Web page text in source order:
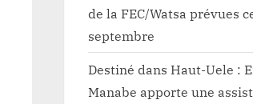
de la FEC/Watsa prévues
septembre
Destiné dans Haut-Uele :
Manabe apporte une